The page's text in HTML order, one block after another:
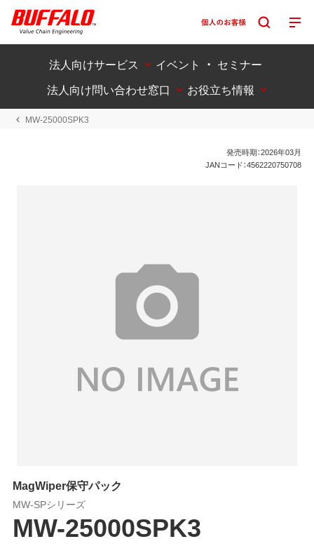
法人向けサービス
イベント ・ セミナー
法人向け問い合わせ窓口
お役立ち情報
MW-25000SPK3
発売時期：2026年03月
JANコード：4562220750708
MagWiper保守パック
MW-SPシリーズ
MW-25000SPK3